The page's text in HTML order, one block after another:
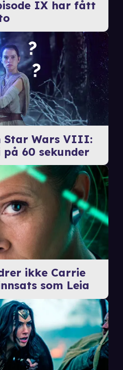
IX har fått
Star Wars VIII:
på 60 sekunder
ikke Carrie
som Leia